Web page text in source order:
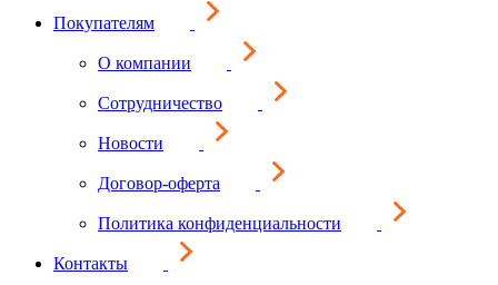
Покупателям
О компании
Сотрудничество
Новости
Договор-оферта
Политика конфиденциальности
Контакты